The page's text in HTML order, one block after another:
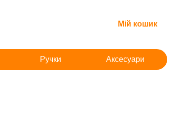
Мій кошик
Ручки Аксесуари